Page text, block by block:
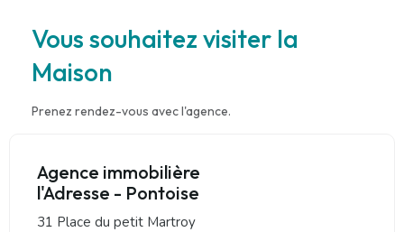
Vous souhaitez visiter la
Maison
Prenez rendez-vous avec l'agence.
Agence immobilière
l'Adresse - Pontoise
31 Place du petit Martroy